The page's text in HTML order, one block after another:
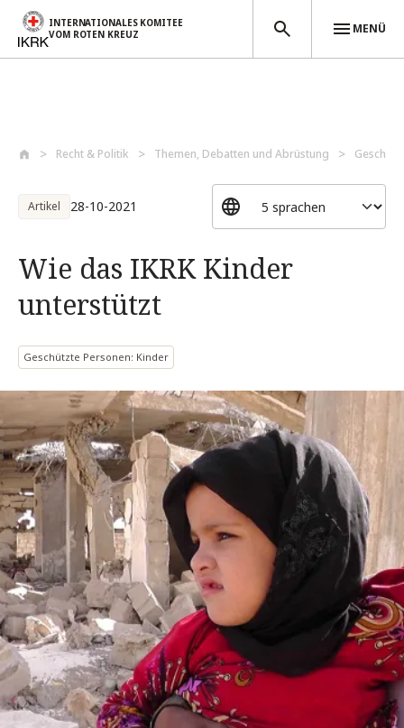
INTERNATIONALES KOMITEE
VOM ROTEN KREUZ
MENÜ
Recht & Politik Themen, Debatten und Abrüstung
Artikel 28-10-2021
Wie das IKRK Kinder
unterstützt
Geschützte Personen: Kinder